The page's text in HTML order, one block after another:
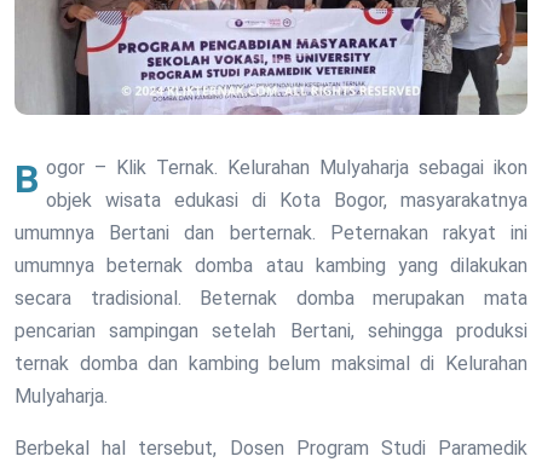
Bogor – Klik Ternak. Kelurahan Mulyaharja sebagai ikon objek wisata edukasi di Kota Bogor, masyarakatnya
umumnya Bertani dan berternak. Peternakan rakyat ini
umumnya beternak domba atau kambing yang dilakukan
secara tradisional. Beternak domba merupakan mata
pencarian sampingan setelah Bertani, sehingga produksi
ternak domba dan kambing belum maksimal di Kelurahan
Mulyaharja.
Berbekal hal tersebut, Dosen Program Studi Paramedik